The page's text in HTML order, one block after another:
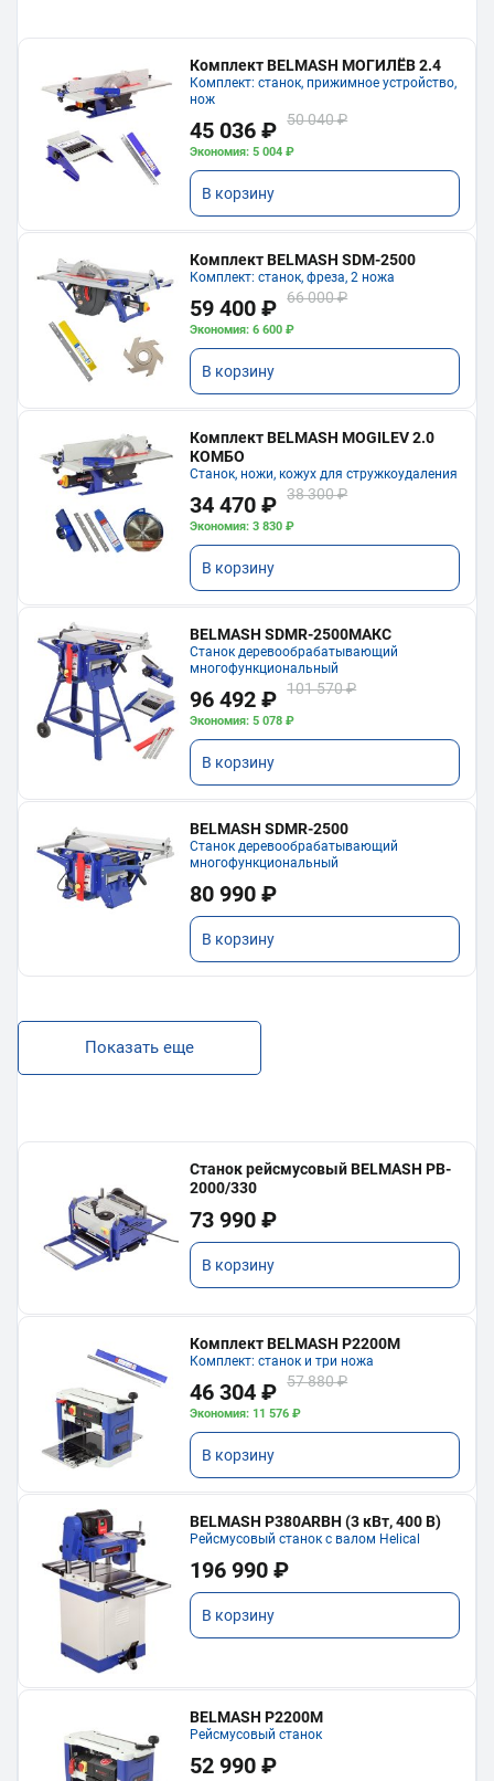
Комплект BELMASH МОГИЛЁВ 2.4
Комплект: станок, прижимное устройство,
нож
45 036 ₽ 50 040 ₽
Экономия: 5 004 ₽
В корзину
Комплект BELMASH SDM-2500
Комплект: станок, фреза, 2 ножа
59 400 ₽ 66 000 ₽
Экономия: 6 600 ₽
В корзину
Комплект BELMASH MOGILEV 2.0
КОМБО
Станок, ножи, кожух для стружкоудаления
34 470 ₽ 38 300 ₽
Экономия: 3 830 ₽
В корзину
BELMASH SDMR-2500МАКС
Станок деревообрабатывающий
многофункциональный
96 492 ₽ 101 570 ₽
Экономия: 5 078 ₽
В корзину
BELMASH SDMR-2500
Станок деревообрабатывающий
многофункциональный
80 990 ₽
В корзину
Показать еще
Станок рейсмусовый BELMASH PB-
2000/330
73 990 ₽
В корзину
Комплект BELMASH P2200M
Комплект: станок и три ножа
46 304 ₽ 57 880 ₽
Экономия: 11 576 ₽
В корзину
BELMASH P380ARBH (3 кВт, 400 В)
Рейсмусовый станок с валом Helical
196 990 ₽
В корзину
BELMASH P2200M
Рейсмусовый станок
52 990 ₽